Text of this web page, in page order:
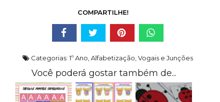
COMPARTILHE!
Categorias: 1º Ano Alfabetização Vogais e Junções
Você poderá gostar também de...